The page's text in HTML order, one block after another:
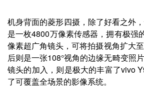
机身背面的菱形四摄，除了好看之外
是一枚4800万像素传感器，拥有极强
像素超广角镜头，可将拍摄视角扩大
后则是一张108°视角的边缘无畸变照
镜头的加入，则是极大的丰富了vivo
了可覆盖全场景的影像系统。